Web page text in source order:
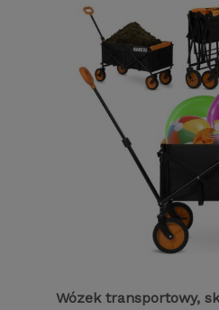
Wózek transportowy,